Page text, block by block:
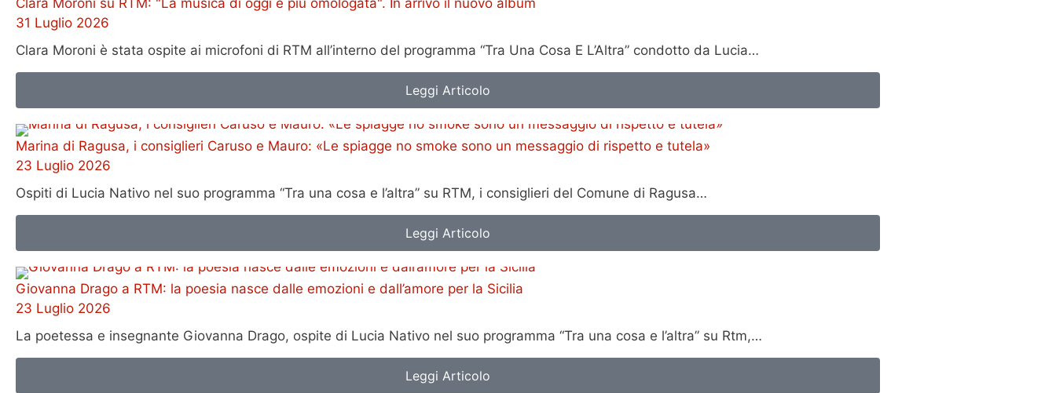
Clara Moroni su RTM: "La musica di oggi è più omologata". In arrivo il nuovo album
31 Luglio 2026
Clara Moroni è stata ospite ai microfoni di RTM all’interno del programma “Tra Una Cosa E L’Altra” condotto da Lucia…
Leggi Articolo
Marina di Ragusa, i consiglieri Caruso e Mauro: «Le spiagge no smoke sono un messaggio di rispetto e tutela»
23 Luglio 2026
Ospiti di Lucia Nativo nel suo programma “Tra una cosa e l’altra” su RTM, i consiglieri del Comune di Ragusa…
Leggi Articolo
Giovanna Drago a RTM: la poesia nasce dalle emozioni e dall’amore per la Sicilia
23 Luglio 2026
La poetessa e insegnante Giovanna Drago, ospite di Lucia Nativo nel suo programma “Tra una cosa e l’altra” su Rtm,…
Leggi Articolo